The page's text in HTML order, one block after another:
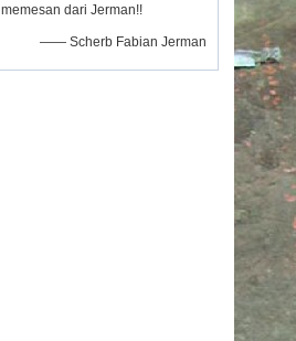
memesan dari Jerman!!
—— Scherb Fabian Jerman